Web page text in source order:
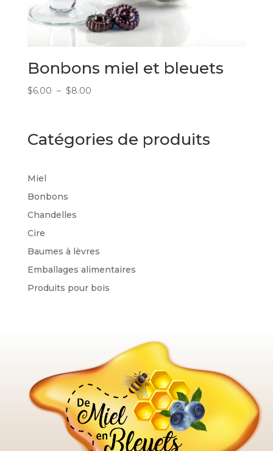
Bonbons miel et bleuets
$6.00 – $8.00Plage
$6.00
à
Catégories de produits
Miel
Bonbons
Chandelles
Cire
Baumes à lèvres
Emballages alimentaires
Produits pour bois